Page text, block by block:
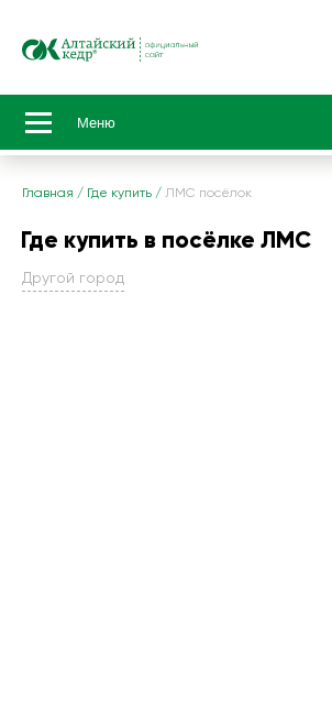
Меню
Главная / Где купить / ЛМС посёлок
Где купить в посёлке ЛМС
Другой город